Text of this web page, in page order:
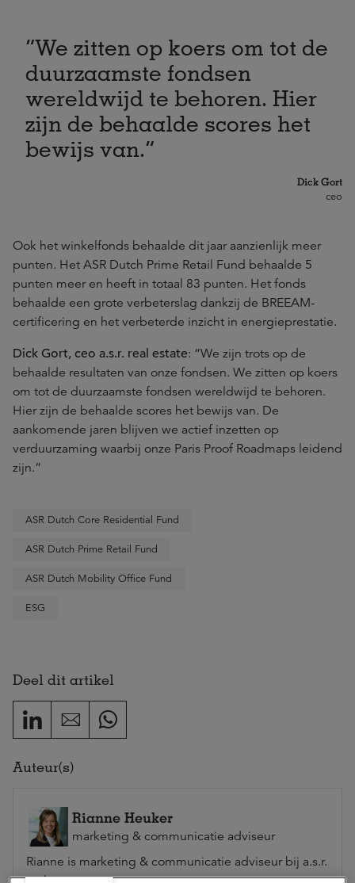
We zitten op koers om tot de
duurzaamste fondsen
wereldwijd te behoren. Hier
zijn de behaalde scores het
bewijs van.
Dick Gort
ceo
Ook het winkelfonds behaalde dit jaar aanzienlijk meer
punten. Het ASR Dutch Prime Retail Fund behaalde 5
punten meer en heeft in totaal 83 punten. Het fonds
behaalde een grote verbeterslag dankzij de BREEAM-
certificering en het verbeterde inzicht in energieprestatie.
Dick Gort, ceo a.s.r. real estate: “We zijn trots op de
behaalde resultaten van onze fondsen. We zitten op koers
om tot de duurzaamste fondsen wereldwijd te behoren.
Hier zijn de behaalde scores het bewijs van. De
aankomende jaren blijven we actief inzetten op
verduurzaming waarbij onze Paris Proof Roadmaps leidend
zijn.”
ASR Dutch Core Residential Fund
ASR Dutch Prime Retail Fund
ASR Dutch Mobility Office Fund
ESG
Deel dit artikel
Auteur(s)
Rianne Heuker
marketing & communicatie adviseur
Rianne is marketing & communicatie adviseur bij a.s.r.